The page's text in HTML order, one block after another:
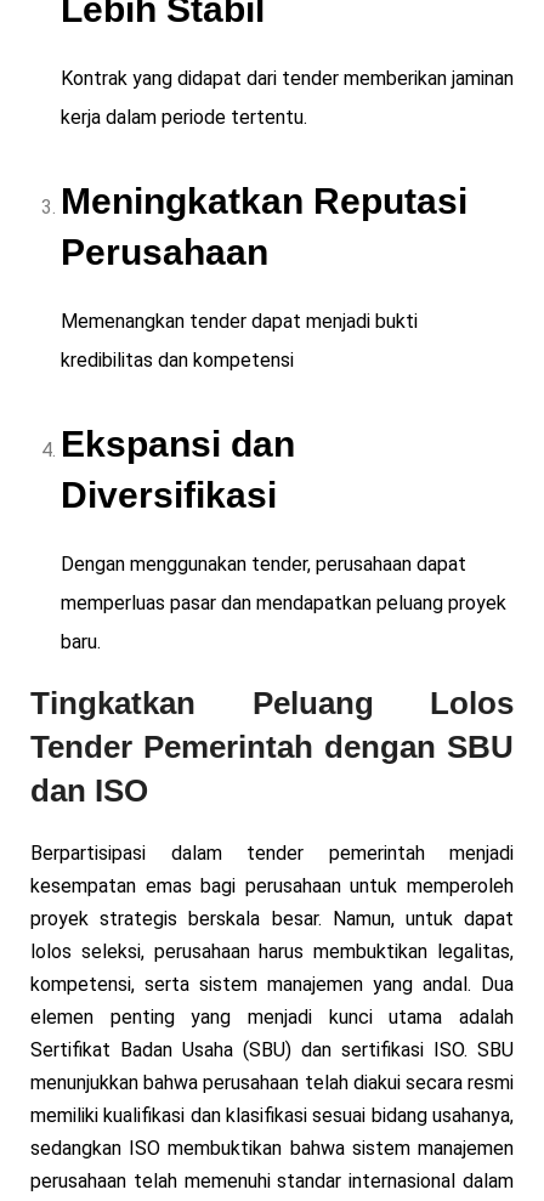
Lebih Stabil
Kontrak yang didapat dari tender memberikan jaminan
kerja dalam periode tertentu.
Meningkatkan Reputasi
Perusahaan
Memenangkan tender dapat menjadi bukti
kredibilitas dan kompetensi
Ekspansi dan
Diversifikasi
Dengan menggunakan tender, perusahaan dapat
memperluas pasar dan mendapatkan peluang proyek
baru.
Tingkatkan Peluang Lolos
Tender Pemerintah dengan SBU
dan ISO
Berpartisipasi dalam tender pemerintah menjadi
kesempatan emas bagi perusahaan untuk memperoleh
proyek strategis berskala besar. Namun, untuk dapat
lolos seleksi, perusahaan harus membuktikan legalitas,
kompetensi, serta sistem manajemen yang andal. Dua
elemen penting yang menjadi kunci utama adalah
Sertifikat Badan Usaha (SBU) dan sertifikasi ISO. SBU
menunjukkan bahwa perusahaan telah diakui secara resmi
memiliki kualifikasi dan klasifikasi sesuai bidang usahanya,
sedangkan ISO membuktikan bahwa sistem manajemen
perusahaan telah memenuhi standar internasional dalam